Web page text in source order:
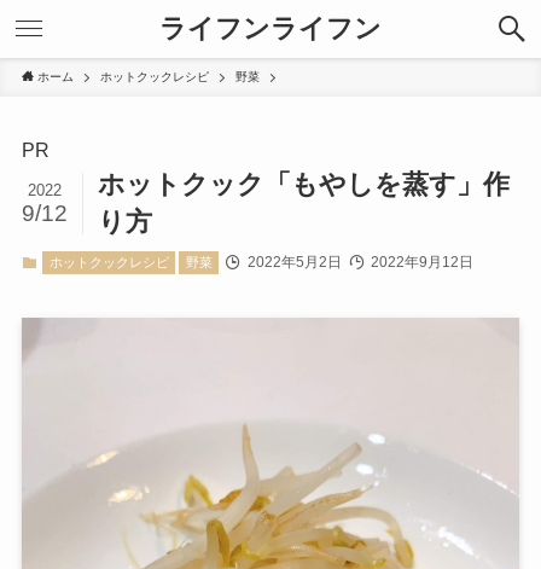
ライフンライフン
ホーム ホットクックレシピ 野菜
PR
ホットクック「もやしを蒸す」作
り方
2022
9/12
ホットクックレシピ 野菜 2022年5月2日 2022年9月12日